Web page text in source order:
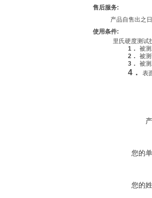
售后服务:
产品自售出之
使用条件:
里氏硬度测试
1． 被
2． 被
3． 被
4． 表
您的
您的